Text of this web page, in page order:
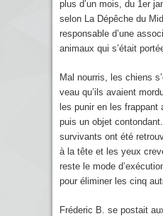
plus d’un mois, du 1er
selon La Dépêche du
responsable d’une
animaux qui s’était
Mal nourris, les chiens
veau qu’ils avaient
les punir en les frappant
puis un objet
survivants ont été
à la tête et les yeux
reste le mode
pour éliminer les cinq
Fréderic B. se postait